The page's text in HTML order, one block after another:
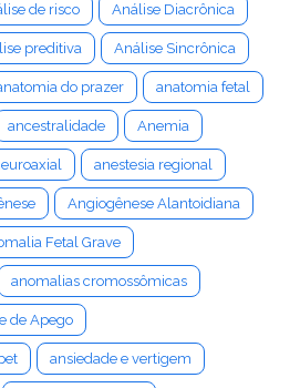
de risco Análise Diacrônica
preditiva Análise Sincrônica
do prazer anatomia fetal
ancestralidade Anemia
anestesia regional
Angiogênese Alantoidiana
Fetal Grave
anomalias cromossômicas
de Apego
ansiedade e vertigem